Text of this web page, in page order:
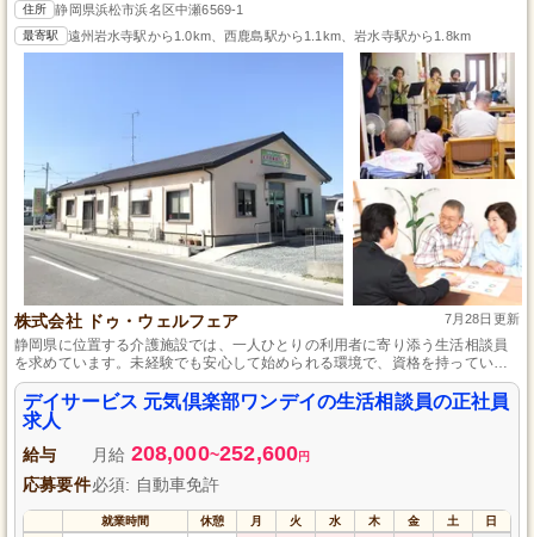
住所 静岡県浜松市浜名区中瀬6569-1
最寄駅 遠州岩水寺駅から1.0km、西鹿島駅から1.1km、岩水寺駅から1.8km
株式会社 ドゥ・ウェルフェア 7月28日更新
静岡県に位置する介護施設では、一人ひとりの利用者に寄り添う生活相談員
を求めています。未経験でも安心して始められる環境で、資格を持っている
方ならどなたでも応募できます。地域社会と連携し、利用者の方々が自宅の
ような安心感を持って過ごせるようサポートします。専門知識を生かしなが
ら、充実したキャリアを築いていける場所です。
デイサービス 元気倶楽部ワンデイの生活相談員の正社員
求人
給与 月給 208,000~252,600円
応募要件必須: 自動車免許
就業時間 休憩 月 火 水 木 金 土 日